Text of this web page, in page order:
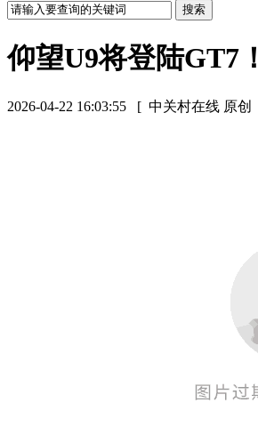
仰望U9将登陆GT7
2026-04-22 16:03:55 [ 中关村在线 原创